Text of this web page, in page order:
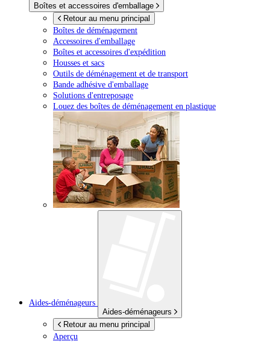
Boîtes et accessoires d'emballage
Retour au menu principal
Boîtes de déménagement
Accessoires d'emballage
Boîtes et accessoires d'expédition
Housses et sacs
Outils de déménagement et de transport
Bande adhésive d'emballage
Solutions d'entreposage
Louez des boîtes de déménagement en plastique
Aides-déménageurs
Aides-déménageurs
Retour au menu principal
Aperçu